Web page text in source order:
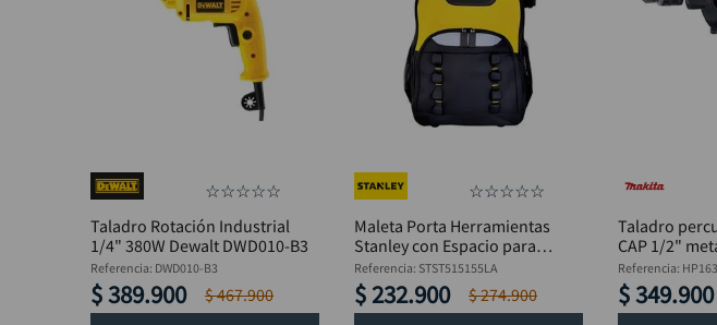
☆☆☆☆☆
Taladro Rotación Industrial
1/4" 380W Dewalt DWD010-B3
Referencia: DWD010-B3
$389.900 $467.900
☆☆☆☆☆
Maleta Porta Herramientas
Stanley con Espacio para
Laptop 18"
Referencia: STST515155LA
$ 232.900 $274.900
Taladro
CAP 1/2"
MAKITA
Referencia:
$349.900